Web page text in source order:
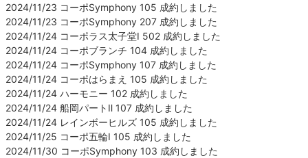
2024/11/23 コーポSymphony 105 成約しました
2024/11/23 コーポSymphony 207 成約しました
2024/11/24 コーポラス太子堂Ⅰ 502 成約しました
2024/11/24 コーポブランチ 104 成約しました
2024/11/24 コーポSymphony 107 成約しました
2024/11/24 コーポはらまえ 105 成約しました
2024/11/24 ハーモニー 102 成約しました
2024/11/24 船岡パートⅡ 107 成約しました
2024/11/24 レインボーヒルズ 105 成約しました
2024/11/25 コーポ五輪Ⅰ 105 成約しました
2024/11/30 コーポSymphony 103 成約しました